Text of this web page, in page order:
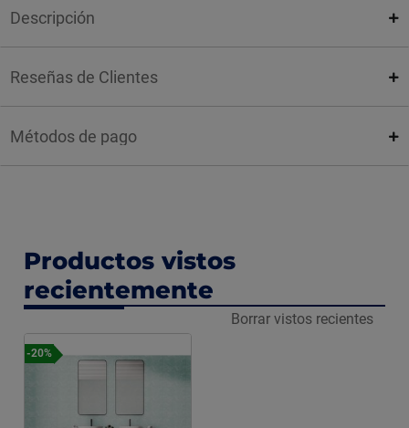
Descripción
Reseñas de Clientes
Métodos de pago
Productos vistos
recientemente
Borrar vistos recientes
-20%